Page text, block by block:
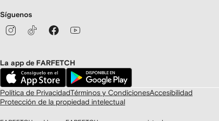
Síguenos
La app de FARFETCH
Política de PrivacidadTérminos y CondicionesAccesibilidad
Protección de la propiedad intelectual